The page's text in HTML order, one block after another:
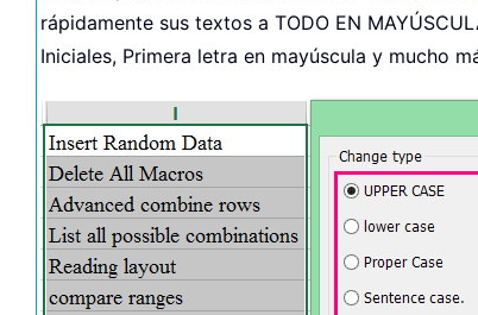
rápidamente sus textos a TODO EN
Iniciales, Primera letra en mayúscula y mucho